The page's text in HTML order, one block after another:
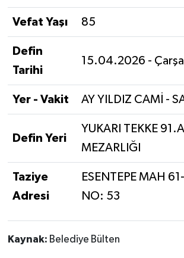
Vefat Yaşı 85
Defin
Tarihi
15.04.2026 -
Yer - Vakit AY YILDIZ CAMİ -
Defin Yeri
YUKARI TEKKE
MEZARLIĞI
Taziye
Adresi
ESENTEPE MAH
NO: 53
Kaynak: Belediye Bülten